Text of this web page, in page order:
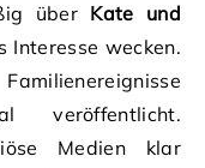
über Kate und
wecken.
veröffentlicht.
Medien klar